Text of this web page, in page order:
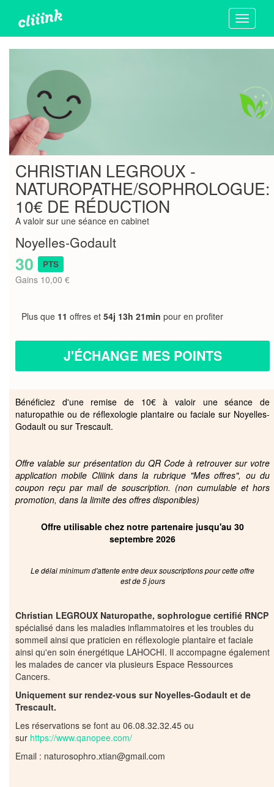
Toggle
CHRISTIAN LEGROUX -
NATUROPATHE/SOPHROLOGUE:
10€ DE RÉDUCTION
A valoir sur une séance en cabinet
Noyelles-Godault
30 PTS
Gains 10,00 €
Plus que 11 offres et 54j 13h 21min pour en profiter
J'ÉCHANGE MES POINTS
Bénéficiez d'une remise de 10€ à valoir une séance de
naturopathie ou de réflexologie plantaire ou faciale sur Noyelles-
Godault ou sur Trescault.
Offre valable sur présentation du QR Code à retrouver sur votre
application mobile Cliiink dans la rubrique "Mes offres", ou du
coupon reçu par mail de souscription. (non cumulable et hors
promotion, dans la limite des offres disponibles)
Offre utilisable chez notre partenaire jusqu'au 30
septembre 2026
Le délai minimum d'attente entre deux souscriptions pour cette offre
est de 5 jours
Christian LEGROUX Naturopathe, sophrologue certifié RNCP
spécialisé dans les maladies inflammatoires et les troubles du
sommeil ainsi que praticien en réflexologie plantaire et faciale
ainsi qu'en soin énergétique LAHOCHI. Il accompagne également
les malades de cancer via plusieurs Espace Ressources
Cancers.
Uniquement sur rendez-vous sur Noyelles-Godault et de
Trescault.
Les réservations se font au 06.08.32.32.45 ou
sur https://www.qanopee.com/
Email : naturosophro.xtian@gmail.com